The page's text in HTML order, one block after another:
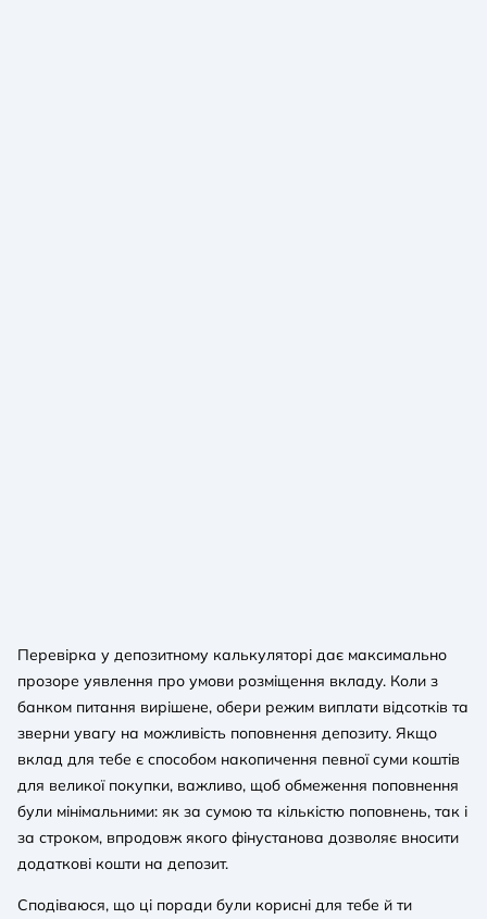
Перевірка у депозитному калькуляторі дає максимально
прозоре уявлення про умови розміщення вкладу. Коли з
банком питання вирішене, обери режим виплати відсотків та
зверни увагу на можливість поповнення депозиту. Якщо
вклад для тебе є способом накопичення певної суми коштів
для великої покупки, важливо, щоб обмеження поповнення
були мінімальними: як за сумою та кількістю поповнень, так і
за строком, впродовж якого фінустанова дозволяє вносити
додаткові кошти на депозит.
Сподіваюся, що ці поради були корисні для тебе й ти